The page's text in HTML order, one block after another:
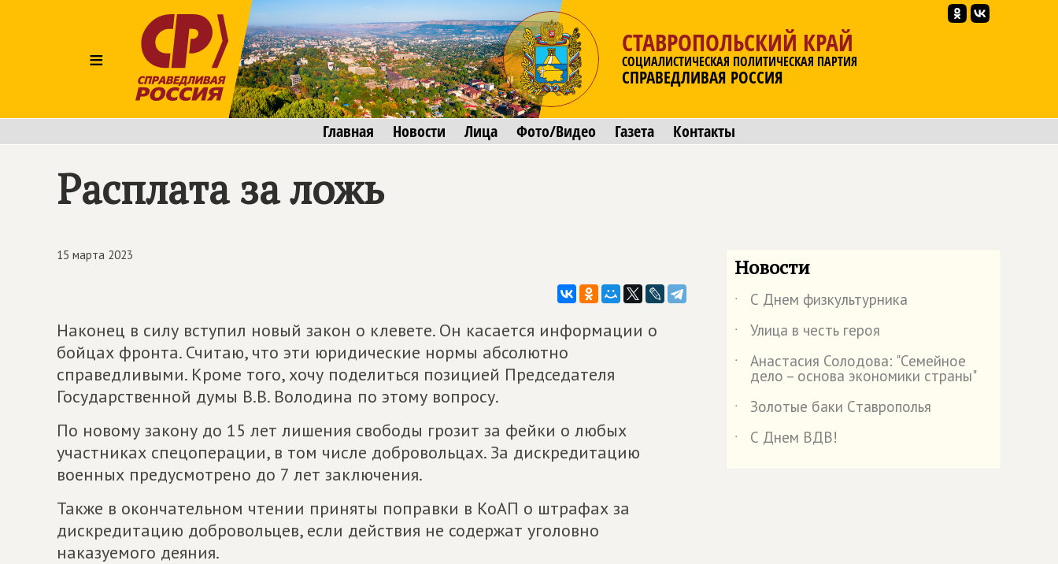
≡
СТАВРОПОЛЬСКИЙ КРАЙ
СОЦИАЛИСТИЧЕСКАЯ ПОЛИТИЧЕСКАЯ ПАРТИЯ
СПРАВЕДЛИВАЯ РОССИЯ
Главная Новости Лица Фото/Видео Газета Контакты
Расплата за ложь
15 марта 2023
Наконец в силу вступил новый закон о клевете. Он касается информации о
бойцах фронта. Считаю, что эти юридические нормы абсолютно
справедливыми. Кроме того, хочу поделиться позицией Председателя
Государственной думы В.В. Володина по этому вопросу.
По новому закону до 15 лет лишения свободы грозит за фейки о любых
участниках спецоперации, в том числе добровольцах. За дискредитацию
военных предусмотрено до 7 лет заключения.
Также в окончательном чтении приняты поправки в КоАП о штрафах за
дискредитацию добровольцев, если действия не содержат уголовно
наказуемого деяния.
Новости
˙
С Днем физкультурника
˙
Улица в честь героя
˙
Анастасия Солодова: "Семейное
дело – основа экономики страны"
˙
Золотые баки Cтаврополья
˙
С Днем ВДВ!